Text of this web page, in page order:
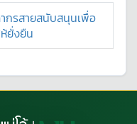
รสายสนับสนุนเพื่อ
ยั่งยืน